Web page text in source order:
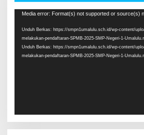
Pemutar
Media error: Format(s) not supported or source(s)
Unduh Berkas: https://smpn1umalulu.sch.id/wp-content/
melakukan-pendaftaran-SPMB-2025-SMP-Negeri-1-
Unduh Berkas: https://smpn1umalulu.sch.id/wp-content/
melakukan-pendaftaran-SPMB-2025-SMP-Negeri-1-